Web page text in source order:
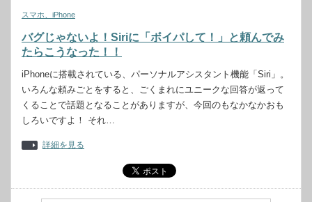
スマホ、iPhone
バグじゃないよ！Siriに「ボイパして！」と頼んでみ
たらこうなった！！
iPhoneに搭載されている、パーソナルアシスタント機能「Siri」。
いろんな頼みごとをすると、ごくまれにユニークな回答が返って
くることで話題となることがありますが、今回のもなかなかおも
しろいですよ！ それ…
詳細を見る